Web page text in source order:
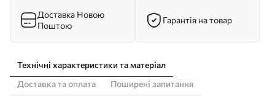
Доставка Новою
Поштою
Гарантія на товар
Технічні характеристики та матеріал
Доставка та оплата
Поширені запитання